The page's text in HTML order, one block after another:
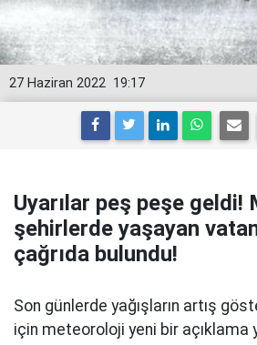
19:17
27 Haziran 2022
Uyarılar peş peşe
şehirlerde yaşayan
çağrıda bulundu!
Son günlerde yağışların artış
için meteoroloji yeni bir açıklama